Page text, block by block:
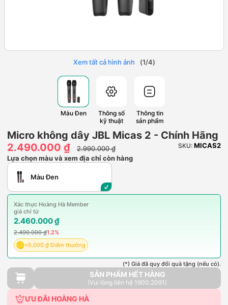
Xem tất cả hình ảnh (1/4)
Màu Đen
Thông số
kỹ thuật
Thông tin
sản phẩm
Micro không dây JBL Micas 2 - Chính Hãng
2.490.000 ₫
2.990.000 ₫ SKU: MICAS2
Lựa chọn màu và xem địa chỉ còn hàng
Màu Đen
Xác thực Hoàng Hà Member
giá chỉ từ
2.460.000 ₫
2.490.000 ₫1.2%
+5.000 ₫ Điểm thưởng
(*) Giá đã quy đổi quà tặng (nếu có).
SẢN PHẨM HẾT HÀNG
(Vui lòng liên hệ 1900.2091)
ƯU ĐÃI HOÀNG HÀ